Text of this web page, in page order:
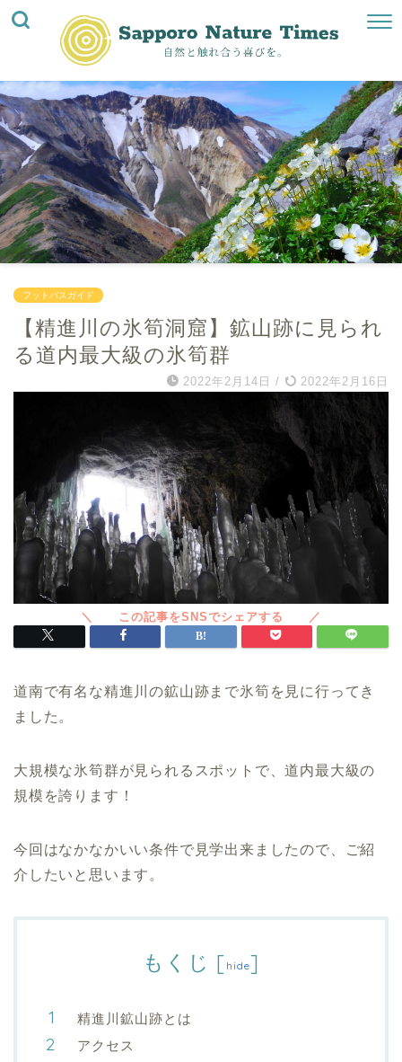
フットパスガイド
【精進川の氷筍洞窟】鉱山跡に見られ
る道内最大級の氷筍群
2022年2月14日 / 2022年2月16日
道南で有名な精進川の鉱山跡まで氷筍を見に行ってき
ました。
大規模な氷筍群が見られるスポットで、道内最大級の
規模を誇ります！
今回はなかなかいい条件で見学出来ましたので、ご紹
介したいと思います。
もくじ [ hide]
精進川鉱山跡とは
アクセス